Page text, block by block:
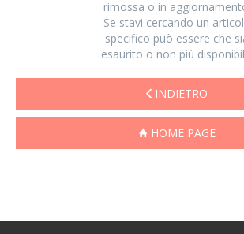
rimossa o in
Se stavi cercando un
specifico può essere che
esaurito o non più
INDIETRO
HOME PAGE